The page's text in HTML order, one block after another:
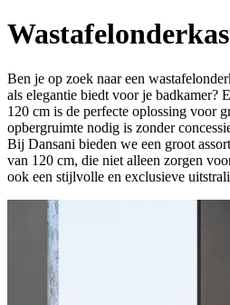
Ben je op zoek naar een
als elegantie biedt voor je badkamer?
120 cm is de perfecte oplossing voor
opbergruimte nodig is zonder
Bij Dansani bieden we een groot
van 120 cm, die niet alleen zorgen
ook een stijlvolle en exclusieve